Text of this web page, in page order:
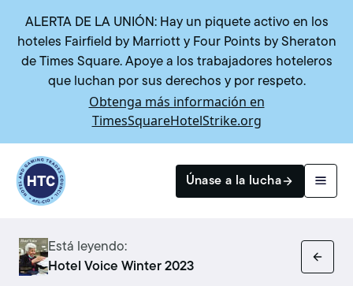
ALERTA DE LA UNIÓN: Hay un piquete activo en los
hoteles Fairfield by Marriott y Four Points by Sheraton
de Times Square. Apoye a los trabajadores hoteleros
que luchan por sus derechos y por respeto.
Obtenga más información en
TimesSquareHotelStrike.org
Buscar
Return to homepage
Únase a la lucha
Está leyendo:
Hotel Voice Winter 2023